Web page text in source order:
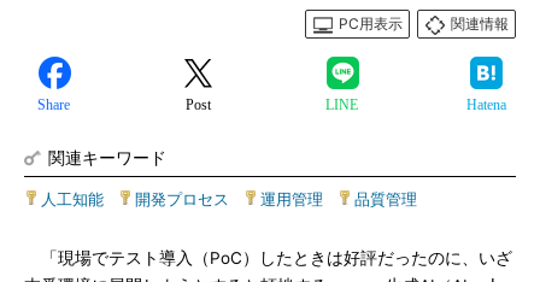
PC用表示
関連情報
Share Post LINE Hatena
関連キーワード
人工知能 開発プロセス 運用管理 品質管理
「現場でテスト導入（PoC）したときは好評だったのに、いざ